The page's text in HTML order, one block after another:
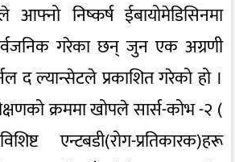
आफ्नो निष्कर्ष ईबायोमेडिसिनमा
गरेका छन् जुन एक अग्रणी
द ल्यान्सेटले प्रकाशित गरेको हो ।
क्रममा खोपले सार्स-कोभ -२ (
एन्टबडी(रोग-प्रतिकारक)हरू